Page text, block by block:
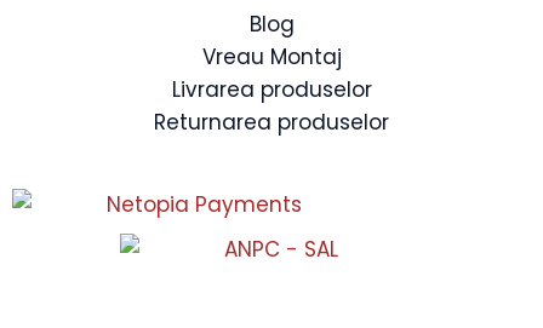
Blog
Vreau Montaj
Livrarea produselor
Returnarea produselor